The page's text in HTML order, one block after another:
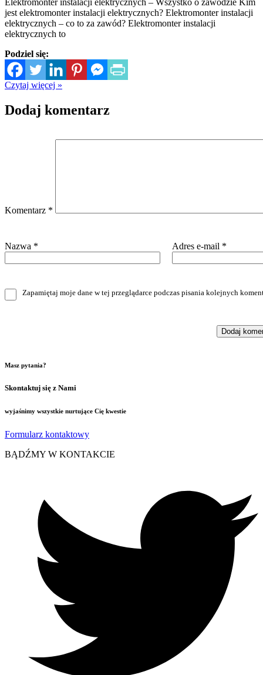
Elektromonter instalacji elektrycznych – Wszystko o zawodzie Kim
jest elektromonter instalacji elektrycznych? Elektromonter instalacji
elektrycznych – co to za zawód? Elektromonter instalacji
elektrycznych to
Podziel się:
Czytaj więcej »
Dodaj komentarz
Komentarz *
Nazwa * Adres e-mail *
Zapamiętaj moje dane w tej przeglądarce podczas pisania kolejnych
Masz pytania?
Skontaktuj się z Nami
wyjaśnimy wszystkie nurtujące Cię kwestie
Formularz kontaktowy
BĄDŹMY W KONTAKCIE